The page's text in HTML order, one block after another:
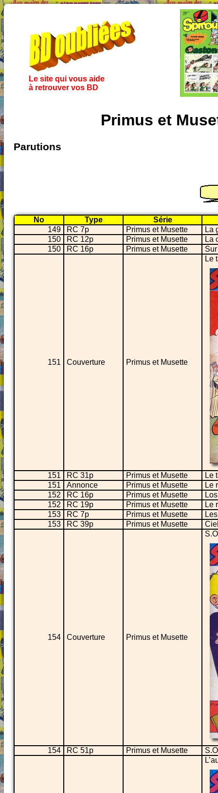
Le site qui vous aide
à retrouver vos BD
Primus et
Parutions
No Type
Série
149
RC 7p Primus et Musette
La
150
RC 12p Primus et Musette
La
150
RC 16p Primus et Musette
151 Couverture Primus et Musette
Le
151 RC 31p Primus et Musette
Le
151
Annonce Primus et Musette
Le
152
RC 16p Primus et Musette
152
RC 19p Primus et Musette
Le
153
RC 7p Primus et Musette
153
RC 39p Primus et Musette
154 Couverture Primus et Musette
154 RC 51p Primus et Musette